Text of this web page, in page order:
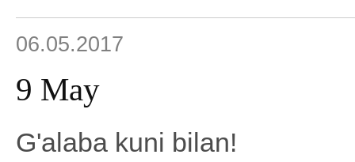
06.05.2017
9 May
G'alaba kuni bilan!